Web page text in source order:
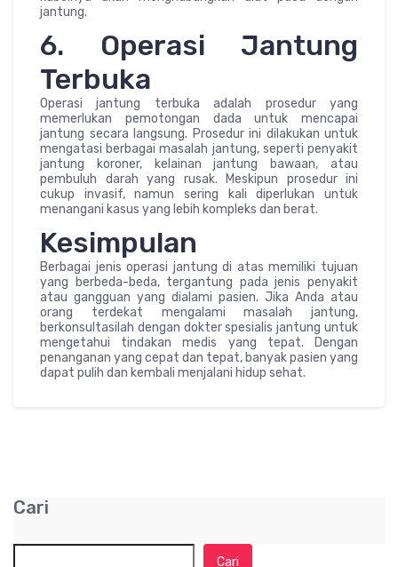
jantung.
6. Operasi Jantung
Terbuka
Operasi jantung terbuka adalah prosedur yang
memerlukan pemotongan dada untuk mencapai
jantung secara langsung. Prosedur ini dilakukan untuk
mengatasi berbagai masalah jantung, seperti penyakit
jantung koroner, kelainan jantung bawaan, atau
pembuluh darah yang rusak. Meskipun prosedur ini
cukup invasif, namun sering kali diperlukan untuk
menangani kasus yang lebih kompleks dan berat.
Kesimpulan
Berbagai jenis operasi jantung di atas memiliki tujuan
yang berbeda-beda, tergantung pada jenis penyakit
atau gangguan yang dialami pasien. Jika Anda atau
orang terdekat mengalami masalah jantung,
berkonsultasilah dengan dokter spesialis jantung untuk
mengetahui tindakan medis yang tepat. Dengan
penanganan yang cepat dan tepat, banyak pasien yang
dapat pulih dan kembali menjalani hidup sehat.
Cari
Cari